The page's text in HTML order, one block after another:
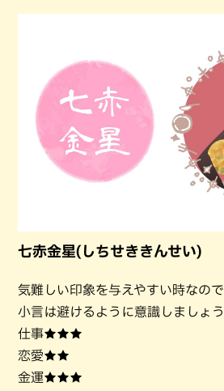
七赤金星(しちせききんせい)
気難しい印象を与えやすい時なので
小言は避けるように意識しましょう
仕事★★★
恋愛★★
金運★★★